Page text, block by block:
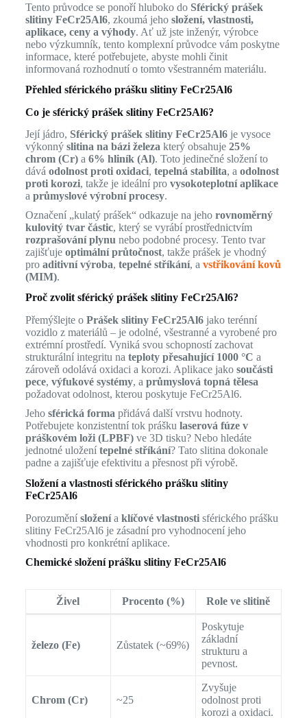
Tento průvodce se ponoří hluboko do Sférický prášek
slitiny FeCr25Al6, zkoumá jeho složení, vlastnosti,
aplikace, ceny a výhody. Ať už jste inženýr, výrobce
nebo výzkumník, tento komplexní průvodce vám poskytne
informace, které potřebujete, abyste mohli činit
informovaná rozhodnutí o tomto všestranném materiálu.
Přehled sférického prášku slitiny FeCr25Al6
Co je sférický prášek slitiny FeCr25Al6?
Její jádro, Sférický prášek slitiny FeCr25Al6je vysoce
výkonný slitina na bázi železakterý obsahuje 25%
chrom (Cr)a 6% hliník (Al). Toto jedinečné složení to
dává odolnost proti oxidaci, tepelná stabilita, a odolnost
proti korozi, takže je ideální pro vysokoteplotní aplikace
a průmyslové výrobní procesy.
Označení „kulatý prášek“ odkazuje na jeho rovnoměrný
kulovitý tvar částic, který se vyrábí prostřednictvím
rozprašování plynunebo podobné procesy. Tento tvar
zajišťuje optimální průtočnost, takže prášek je vhodný
pro aditivní výroba, tepelné stříkání, a vstřikování kovů
(MIM).
Proč zvolit sférický prášek slitiny FeCr25Al6?
Přemýšlejte o Prášek slitiny FeCr25Al6jako terénní
vozidlo z materiálů – je odolné, všestranné a vyrobené pro
extrémní prostředí. Vyniká svou schopností zachovat
strukturální integritu na teploty přesahující 1000 °C a
zároveň odolává oxidaci a korozi. Aplikace jako součásti
pece, výfukové systémy, a průmyslová topná tělesa
požadovat odolnost, kterou poskytuje FeCr25Al6.
Jeho sférická forma přidává další vrstvu hodnoty.
Potřebujete konzistentní tok prášku laserová fúze v
práškovém loži (LPBF)ve 3D tisku? Nebo hledáte
jednotné uložení tepelné stříkání? Tato slitina dokonale
padne a zajišťuje efektivitu a přesnost při výrobě.
Složení a vlastnosti sférického prášku slitiny
FeCr25Al6
Porozumění složenía klíčové vlastnostisférického prášku
slitiny FeCr25Al6 je zásadní pro vyhodnocení jeho
vhodnosti pro konkrétní aplikace.
Chemické složení prášku slitiny FeCr25Al6
Živel Procento (%) Role ve slitině
železo (Fe) Zůstatek (~69%)
Poskytuje
základní
strukturu a
pevnost.
Chrom (Cr) ~25
Zvyšuje
odolnost proti
korozi a oxidaci.